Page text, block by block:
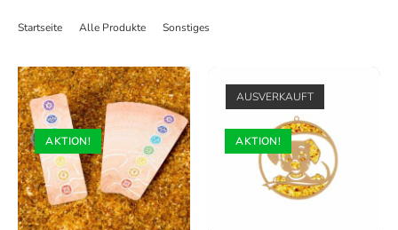
Startseite Alle Produkte Sonstiges
AKTION!
AUSVERKAUFT
AKTION!